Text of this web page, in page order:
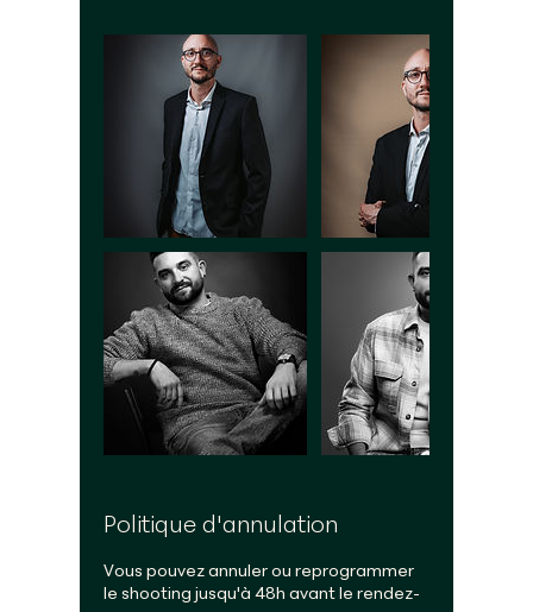
Politique d'annulation
Vous pouvez annuler ou reprogrammer
le shooting jusqu'à 48h avant le rendez-